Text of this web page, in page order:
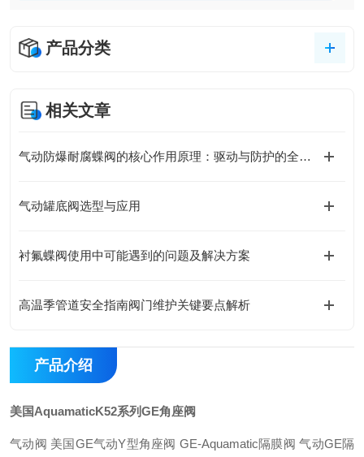
产品分类
相关文章
气动防爆耐腐蝶阀的核心作用原理：驱动与防护的全链路协同设计
气动罐底阀选型与应用
衬氟蝶阀使用中可能遇到的问题及解决方案
高温季管道安全指南阀门维护关键要点解析
产品介绍
美国AquamaticK52系列GE角座阀
气动阀 美国GE气动Y型角座阀 GE-Aquamatic隔膜阀 气动GE隔